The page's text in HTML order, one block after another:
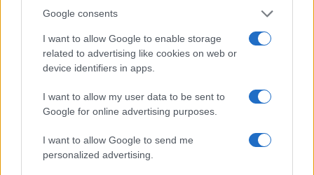
Google consents
I want to allow Google to enable storage
related to advertising like cookies on web or
device identifiers in apps.
I want to allow my user data to be sent to
Google for online advertising purposes.
I want to allow Google to send me
personalized advertising.